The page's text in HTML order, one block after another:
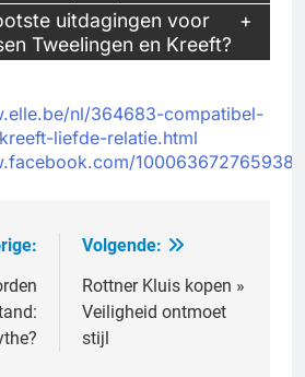
uitdagingen voor
Tweelingen en Kreeft?
nl/364683-compatibel-
liefde-relatie.html
Volgende:
Rottner Kluis kopen »
Veiligheid ontmoet
stijl